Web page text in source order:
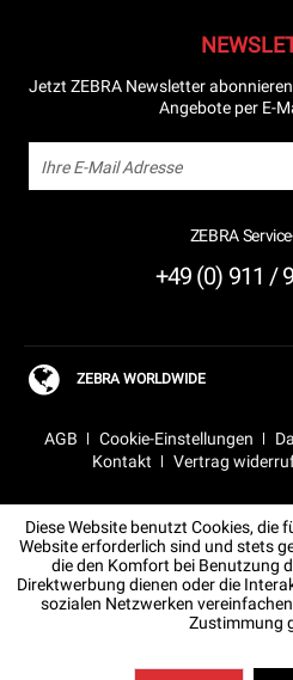
Jetzt ZEBRA Newsletter
Angebote per E-
ZEBRA
+49 (0) 911 /
ZEBRA WORLDWIDE
AGB Cookie-Einstellungen
Kontakt
Vertrag
Diese Website benutzt Cookies, die
Website erforderlich sind und stets
die den Komfort bei Benutzung
Direktwerbung dienen oder die
sozialen Netzwerken
Zustimmung